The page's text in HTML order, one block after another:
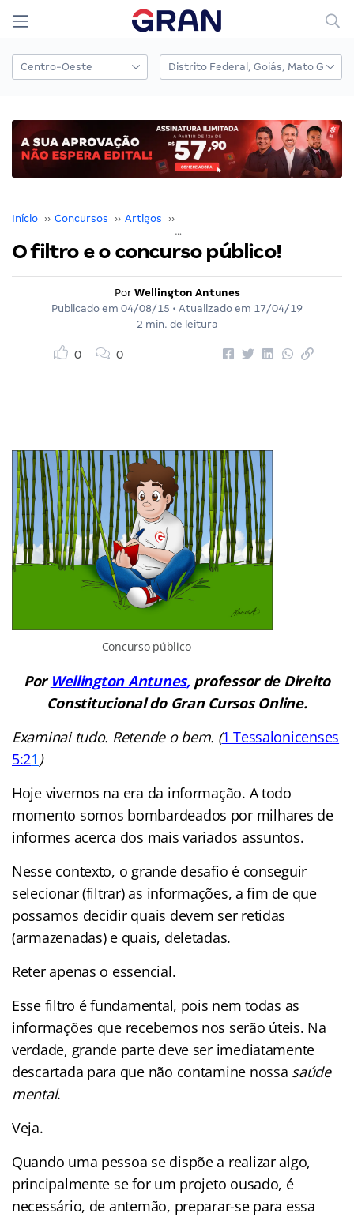
Início ›› Concursos ›› Artigos ››
O filtro e o concurso público!
Por Wellington Antunes
Publicado em 04/08/15 • Atualizado em 17/04/19
2 min. de leitura
0 0
Concurso público
Por Wellington Antunes,professor de Direito
Constitucional do Gran Cursos Online.
Examinai tudo. Retende o bem. (1 Tessalonicenses
5:21 )
Hoje vivemos na era da informação. A todo
momento somos bombardeados por milhares de
informes acerca dos mais variados assuntos.
Nesse contexto, o grande desafio é conseguir
selecionar (filtrar) as informações, a fim de que
possamos decidir quais devem ser retidas
(armazenadas) e quais, deletadas.
Reter apenas o essencial.
Esse filtro é fundamental, pois nem todas as
informações que recebemos nos serão úteis. Na
verdade, grande parte deve ser imediatamente
descartada para que não contamine nossa saúde
mental.
Veja.
Quando uma pessoa se dispõe a realizar algo,
principalmente se for um projeto ousado, é
necessário, de antemão, preparar-se para essa